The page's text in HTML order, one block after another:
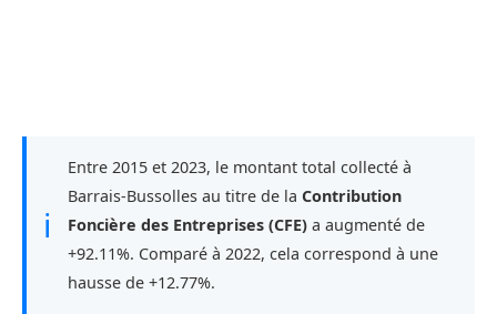
ℹ
Entre 2015 et 2023, le montant total collecté à
Barrais-Bussolles au titre de la Contribution
Foncière des Entreprises (CFE) a augmenté de
+92.11%. Comparé à 2022, cela correspond à une
hausse de +12.77%.